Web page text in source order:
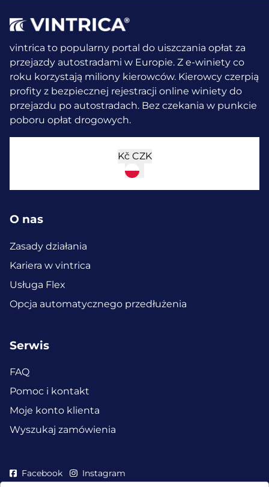
vintrica to popularny portal do uiszczania opłat za
przejazdy autostradami w Europie. Z e-winiety co
roku korzystają miliony kierowców. Kierowcy czerpią
profity z bezpiecznej rejestracji online winiety do
przejazdu po autostradach. Bez czekania w punkcie
poboru opłat drogowych.
Kč CZK
O nas
Zasady działania
Kariera w vintrica
Usługa Flex
Opcja automatycznego przedłużenia
Serwis
FAQ
Pomoc i kontakt
Moje konto klienta
Wyszukaj zamówienia
Facebook Instagram